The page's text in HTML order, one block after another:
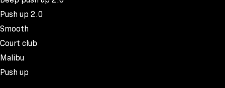
Push up 2.0
Smooth
Court club
Malibu
Push up